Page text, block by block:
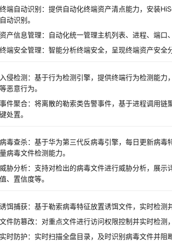
终端自动识别：提供自动化终端资产清点能力，安装
自动识别。
资产信息管理：自动化统一管理主机列表、进程、端口
终端安全管理：智能分析终端安全，呈现终端资产安全
入侵检测：基于行为检测引擎，提供终端行为检测能
等恶意行为。
事件聚合：将离散的勒索类告警事件，基于进程调用链
键处置。
病毒查杀：基于华为第三代反病毒引擎，每日更新病毒
量病毒文件检测能力。
威胁分析：支持对检出的病毒文件进行威胁分析，展示
值、置信度等。
诱饵捕获：基于勒索病毒特征放置诱饵文件，实时检测
文件防篡改：对重点文件进行访问权限控制并实时检测
实时防护：实时扫描全盘目录，及时识别病毒文件并阻